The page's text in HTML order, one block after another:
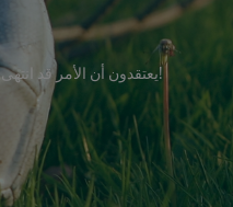
!يعتقدون أن الأمر قد انتهى